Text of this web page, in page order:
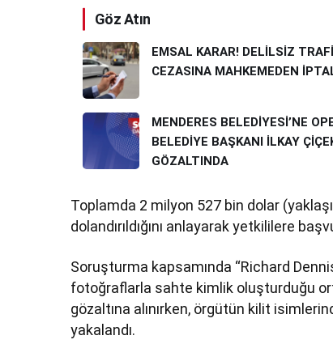
Göz Atın
EMSAL KARAR! DELİLSİZ
CEZASINA MAHKEMEDEN
MENDERES BELEDİYESİ’NE
BELEDİYE BAŞKANI İLKAY
GÖZALTINDA
Toplamda 2 milyon 527 bin dolar
dolandırıldığını anlayarak yetkililere
Soruşturma kapsamında “Richard
fotoğraflarla sahte kimlik oluşturduğu
gözaltına alınırken, örgütün kilit
yakalandı.